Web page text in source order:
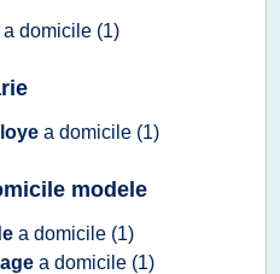
a domicile (1)
a domicile (1)
modele
a domicile (1)
a domicile (1)